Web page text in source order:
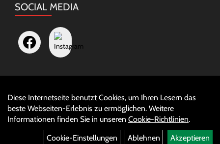
SOCIAL MEDIA
Diese Internetseite benutzt Cookies, um Ihren Lesern das
beste Webseiten-Erlebnis zu ermöglichen. Weitere
Informationen finden Sie in unseren Cookie-Richtlinien.
Cookie-Einstellungen
Ablehnen Akzeptieren
Auftrag widerrufen